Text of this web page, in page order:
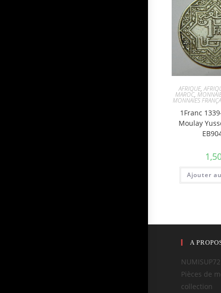
AFRIQUE,
MAROC,
MONNAIES
1Franc
Moulay
Ajouter
A
NUMISUP72
Pièces de
collection